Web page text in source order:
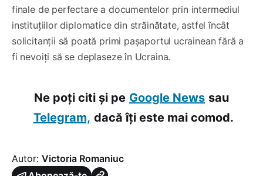
finale de perfectare a documentelor prin intermediul
instituțiilor diplomatice din străinătate, astfel încât
solicitanții să poată primi pașaportul ucrainean fără a
fi nevoiți să se deplaseze în Ucraina.
Ne poți citi și pe Google News sau
Telegram, dacă îți este mai comod.
Autor: Victoria Romaniuc